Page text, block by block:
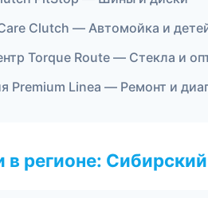
Clutch — Автомойка и
Torque Route — Стекла и
Premium Linea — Ремонт и
в регионе: